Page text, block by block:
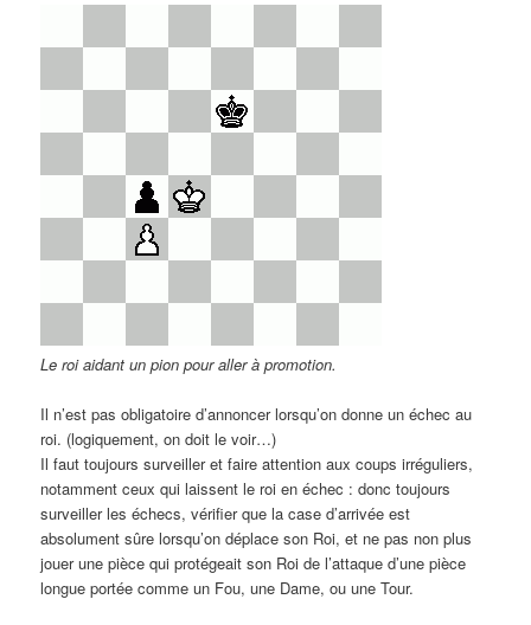
Le roi aidant un pion pour aller à promotion.
Il n’est pas obligatoire d’annoncer lorsqu’on donne un échec au
roi. (logiquement, on doit le voir…)
Il faut toujours surveiller et faire attention aux coups irréguliers,
notamment ceux qui laissent le roi en échec : donc toujours
surveiller les échecs, vérifier que la case d’arrivée est
absolument sûre lorsqu’on déplace son Roi, et ne pas non plus
jouer une pièce qui protégeait son Roi de l’attaque d’une pièce
longue portée comme un Fou, une Dame, ou une Tour.